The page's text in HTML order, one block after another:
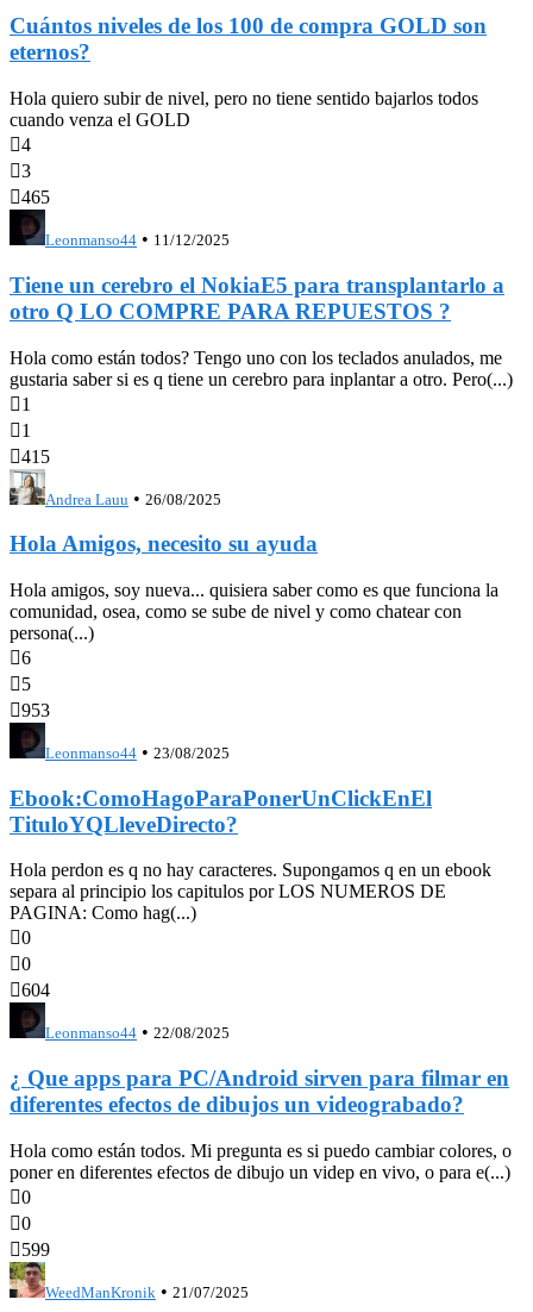
Cuántos niveles de los 100 de compra GOLD son
eternos?
Hola quiero subir de nivel, pero no tiene sentido bajarlos todos
cuando venza el GOLD
4
3
465
Leonmanso44 • 11/12/2025
Tiene un cerebro el NokiaE5 para transplantarlo a
otro Q LO COMPRE PARA REPUESTOS ?
Hola como están todos? Tengo uno con los teclados anulados, me
gustaria saber si es q tiene un cerebro para inplantar a otro. Pero(...)
1
1
415
Andrea Lauu • 26/08/2025
Hola Amigos, necesito su ayuda
Hola amigos, soy nueva... quisiera saber como es que funciona la
comunidad, osea, como se sube de nivel y como chatear con
persona(...)
6
5
953
Leonmanso44 • 23/08/2025
Ebook:ComoHagoParaPonerUnClickEnEl
TituloYQLleveDirecto?
Hola perdon es q no hay caracteres. Supongamos q en un ebook
separa al principio los capitulos por LOS NUMEROS DE
PAGINA: Como hag(...)
0
0
604
Leonmanso44 • 22/08/2025
¿ Que apps para PC/Android sirven para filmar en
diferentes efectos de dibujos un videograbado?
Hola como están todos. Mi pregunta es si puedo cambiar colores, o
poner en diferentes efectos de dibujo un videp en vivo, o para e(...)
0
0
599
WeedManKronik • 21/07/2025